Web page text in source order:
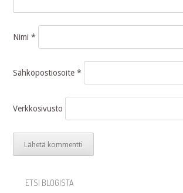
Nimi*
Sähköpostiosoite*
Verkkosivusto
ETSI BLOGISTA